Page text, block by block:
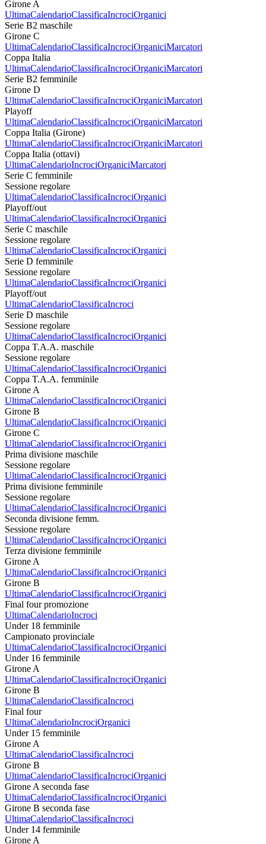
Girone A
UltimaCalendarioClassificaIncrociOrganici
Serie B2 maschile
Girone C
UltimaCalendarioClassificaIncrociOrganiciMarcatori
Coppa Italia
UltimaCalendarioClassificaIncrociOrganiciMarcatori
Serie B2 femminile
Girone D
UltimaCalendarioClassificaIncrociOrganiciMarcatori
Playoff
UltimaCalendarioClassificaIncrociOrganiciMarcatori
Coppa Italia (Girone)
UltimaCalendarioClassificaIncrociOrganiciMarcatori
Coppa Italia (ottavi)
UltimaCalendarioIncrociOrganiciMarcatori
Serie C femminile
Sessione regolare
UltimaCalendarioClassificaIncrociOrganici
Playoff/out
UltimaCalendarioClassificaIncrociOrganici
Serie C maschile
Sessione regolare
UltimaCalendarioClassificaIncrociOrganici
Serie D femminile
Sessione regolare
UltimaCalendarioClassificaIncrociOrganici
Playoff/out
UltimaCalendarioClassificaIncroci
Serie D maschile
Sessione regolare
UltimaCalendarioClassificaIncrociOrganici
Coppa T.A.A. maschile
Sessione regolare
UltimaCalendarioClassificaIncrociOrganici
Coppa T.A.A. femminile
Girone A
UltimaCalendarioClassificaIncrociOrganici
Girone B
UltimaCalendarioClassificaIncrociOrganici
Girone C
UltimaCalendarioClassificaIncrociOrganici
Prima divisione maschile
Sessione regolare
UltimaCalendarioClassificaIncrociOrganici
Prima divisione femminile
Sessione regolare
UltimaCalendarioClassificaIncrociOrganici
Seconda divisione femm.
Sessione regolare
UltimaCalendarioClassificaIncrociOrganici
Terza divisione femminile
Girone A
UltimaCalendarioClassificaIncrociOrganici
Girone B
UltimaCalendarioClassificaIncrociOrganici
Final four promozione
UltimaCalendarioIncroci
Under 18 femminile
Campionato provinciale
UltimaCalendarioClassificaIncrociOrganici
Under 16 femminile
Girone A
UltimaCalendarioClassificaIncrociOrganici
Girone B
UltimaCalendarioClassificaIncroci
Final four
UltimaCalendarioIncrociOrganici
Under 15 femminile
Girone A
UltimaCalendarioClassificaIncroci
Girone B
UltimaCalendarioClassificaIncrociOrganici
Girone A seconda fase
UltimaCalendarioClassificaIncrociOrganici
Girone B seconda fase
UltimaCalendarioClassificaIncroci
Under 14 femminile
Girone A